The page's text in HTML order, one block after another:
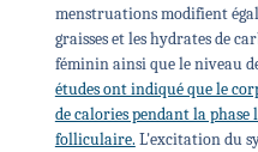
menstruations modifient
graisses et les hydrates de
féminin ainsi que le niveau
études ont indiqué que le
de calories pendant la
folliculaire. L'excitation du